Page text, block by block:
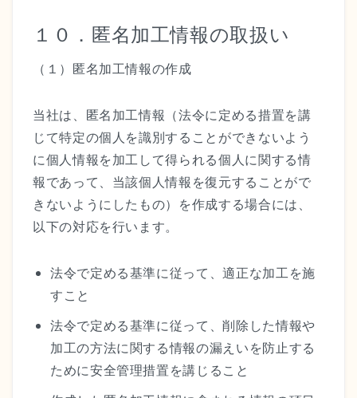
１０．匿名加工情報の取扱い
（１）匿名加工情報の作成
当社は、匿名加工情報（法令に定める措置を講
じて特定の個人を識別することができないよう
に個人情報を加工して得られる個人に関する情
報であって、当該個人情報を復元することがで
きないようにしたもの）を作成する場合には、
以下の対応を行います。
法令で定める基準に従って、適正な加工を施
すこと
法令で定める基準に従って、削除した情報や
加工の方法に関する情報の漏えいを防止する
ために安全管理措置を講じること